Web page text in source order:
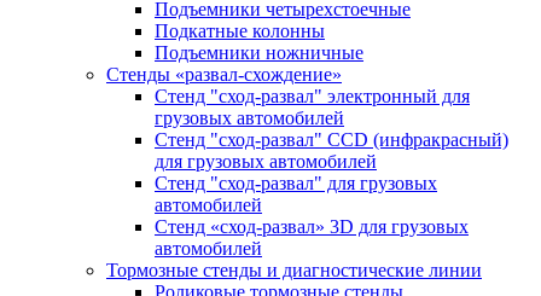
Подъемники четырехстоечные
Подкатные колонны
Подъемники ножничные
Стенды «развал-схождение»
Стенд "сход-развал" электронный для
грузовых автомобилей
Стенд "сход-развал" CCD (инфракрасный)
для грузовых автомобилей
Стенд "сход-развал" для грузовых
автомобилей
Стенд «сход-развал» 3D для грузовых
автомобилей
Тормозные стенды и диагностические линии
Роликовые тормозные стенды